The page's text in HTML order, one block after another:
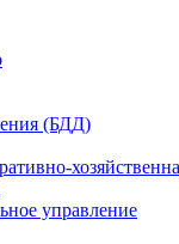
(БДД)
управление